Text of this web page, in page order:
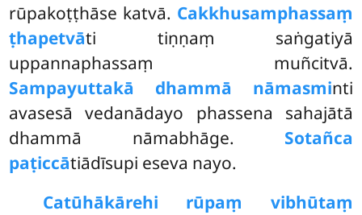
rūpakoṭṭhāse katvā. Cakkhusamphassaṃ
ṭhapetvāti tiṇṇaṃ saṅgatiyā
uppannaphassaṃ muñcitvā.
Sampayuttakā dhammā nāmasminti
avasesā vedanādayo phassena sahajātā
dhammā nāmabhāge. Sotañca
paṭiccātiādīsupi eseva nayo.
Catūhākārehi rūpaṃ vibhūtaṃ